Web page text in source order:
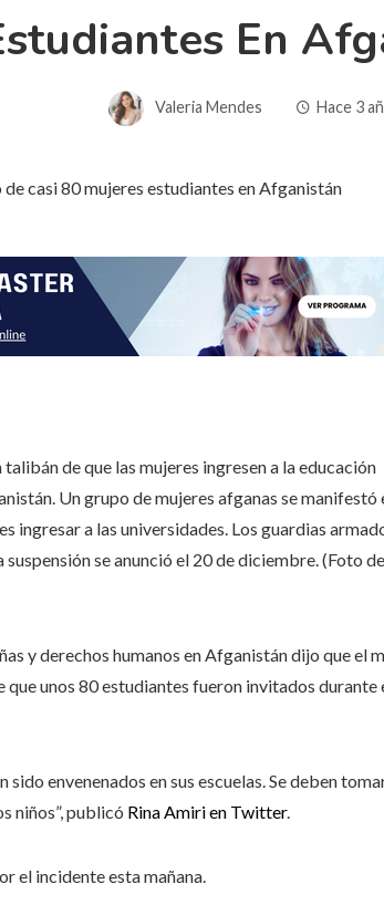
En
Valeria Mendes Hace 3
de que las mujeres ingresen a la educación
Un grupo de mujeres afganas se manifestó
ingresar a las universidades. Los guardias
se anunció el 20 de diciembre. (Foto de
y derechos humanos en Afganistán dijo que el
unos 80 estudiantes fueron invitados durante
envenenados en sus escuelas. Se deben
niños”, publicó Rina Amiri en Twitter.
el incidente esta mañana.